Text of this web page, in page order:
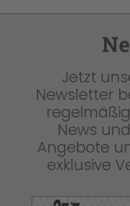
Jetzt
Newsletter
News
Angebote
exklusive